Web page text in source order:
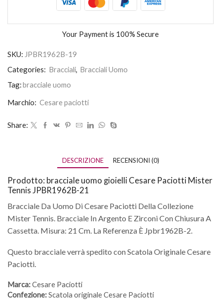
Your Payment is 100% Secure
SKU: JPBR1962B-19
Categories: Bracciali, Bracciali Uomo
Tag:bracciale uomo
Marchio: Cesare paciotti
Share:
DESCRIZIONE RECENSIONI (0)
Prodotto: bracciale uomo gioielli Cesare Paciotti Mister
Tennis JPBR1962B-21
Bracciale Da Uomo Di Cesare Paciotti Della Collezione
Mister Tennis. Bracciale In Argento E Zirconi Con Chiusura A
Cassetta. Misura: 21 Cm. La Referenza È Jpbr1962B-2.
Questo bracciale verrà spedito con Scatola Originale Cesare
Paciotti.
Marca:Cesare Paciotti
Confezione:Scatola originale Cesare Paciotti